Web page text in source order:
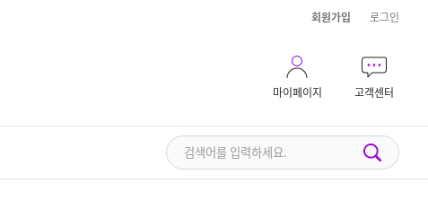
회원가입 로그인
마이페이지 고객센터